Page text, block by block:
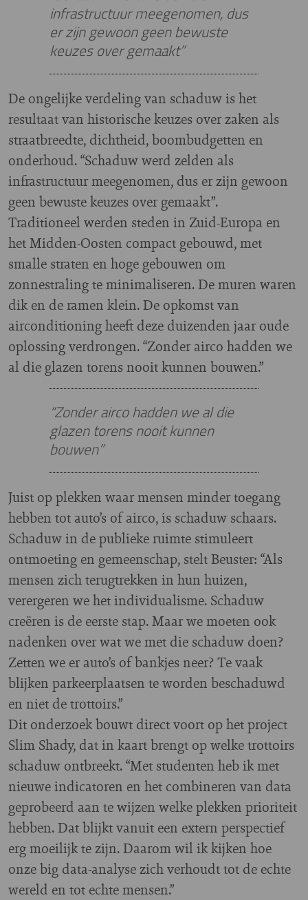
infrastructuur meegenomen, dus
er zijn gewoon geen bewuste
keuzes over gemaakt”
De ongelijke verdeling van schaduw is het
resultaat van historische keuzes over zaken als
straatbreedte, dichtheid, boombudgetten en
onderhoud. “Schaduw werd zelden als
infrastructuur meegenomen, dus er zijn gewoon
geen bewuste keuzes over gemaakt”.
Traditioneel werden steden in Zuid-Europa en
het Midden-Oosten compact gebouwd, met
smalle straten en hoge gebouwen om
zonnestraling te minimaliseren. De muren waren
dik en de ramen klein. De opkomst van
airconditioning heeft deze duizenden jaar oude
oplossing verdrongen. “Zonder airco hadden we
al die glazen torens nooit kunnen bouwen.”
“Zonder airco hadden we al die
glazen torens nooit kunnen
bouwen”
Juist op plekken waar mensen minder toegang
hebben tot auto’s of airco, is schaduw schaars.
Schaduw in de publieke ruimte stimuleert
ontmoeting en gemeenschap, stelt Beuster: “Als
mensen zich terugtrekken in hun huizen,
verergeren we het individualisme. Schaduw
creëren is de eerste stap. Maar we moeten ook
nadenken over wat we met die schaduw doen?
Zetten we er auto’s of bankjes neer? Te vaak
blijken parkeerplaatsen te worden beschaduwd
en niet de trottoirs.”
Dit onderzoek bouwt direct voort op het project
Slim Shady, dat in kaart brengt op welke trottoirs
schaduw ontbreekt. “Met studenten heb ik met
nieuwe indicatoren en het combineren van data
geprobeerd aan te wijzen welke plekken prioriteit
hebben. Dat blijkt vanuit een extern perspectief
erg moeilijk te zijn. Daarom wil ik kijken hoe
onze big data-analyse zich verhoudt tot de echte
wereld en tot echte mensen.”